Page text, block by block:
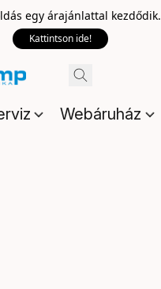
egy árajánlattal kezdődik.
Kattintson ide!
Webáruház